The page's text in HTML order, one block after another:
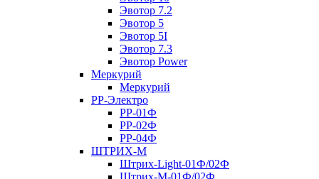
Эвотор 7.2
Эвотор 5
Эвотор 5I
Эвотор 7.3
Эвотор Power
Меркурий
Меркурий
РР-Электро
РР-01Ф
РР-02Ф
РР-04Ф
ШТРИХ-М
Штрих-Light-01Ф/02Ф
Штрих-М-01Ф/02Ф